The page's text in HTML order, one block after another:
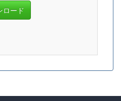
ード